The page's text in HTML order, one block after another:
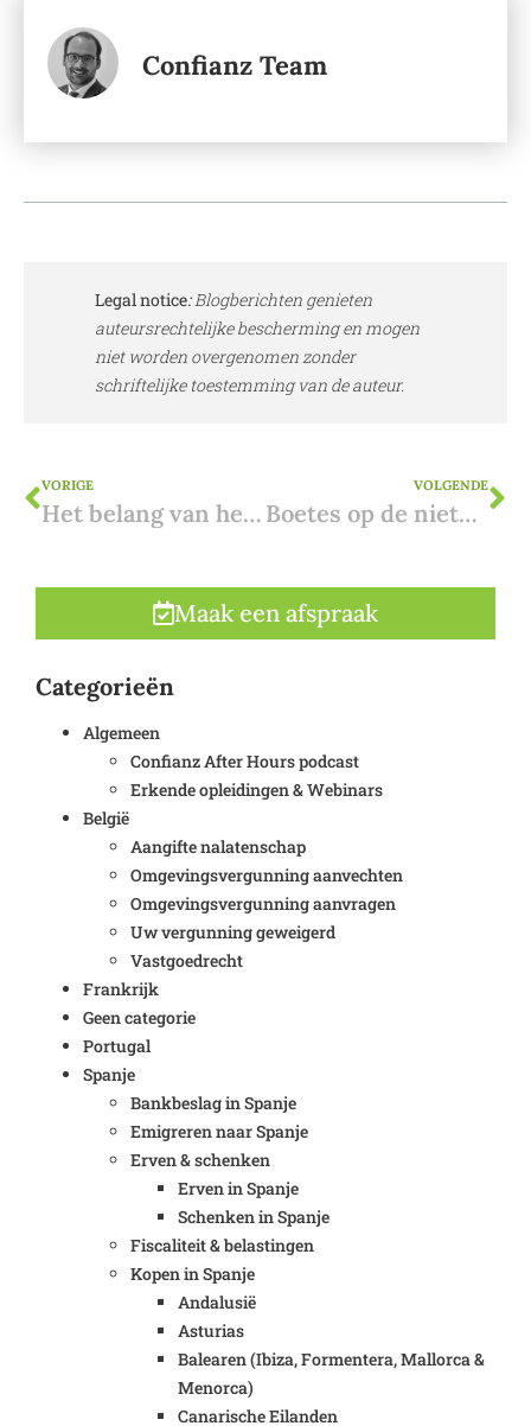
Confianz Team
Legal notice:Blogberichten genieten
auteursrechtelijke bescherming en mogen
niet worden overgenomen zonder
schriftelijke toestemming van de auteur.
VORIGE
Het belang van het Formulier S1 in Spanje: uw toegangspoort tot gezondheidszorg
VOLGENDE
Boetes op de niet-aangifte buitenlands vastgoed
Maak een afspraak
Categorieën
Algemeen
Confianz After Hours podcast
Erkende opleidingen & Webinars
België
Aangifte nalatenschap
Omgevingsvergunning aanvechten
Omgevingsvergunning aanvragen
Uw vergunning geweigerd
Vastgoedrecht
Frankrijk
Geen categorie
Portugal
Spanje
Bankbeslag in Spanje
Emigreren naar Spanje
Erven & schenken
Erven in Spanje
Schenken in Spanje
Fiscaliteit & belastingen
Kopen in Spanje
Andalusië
Asturias
Balearen (Ibiza, Formentera, Mallorca &
Menorca)
Canarische Eilanden